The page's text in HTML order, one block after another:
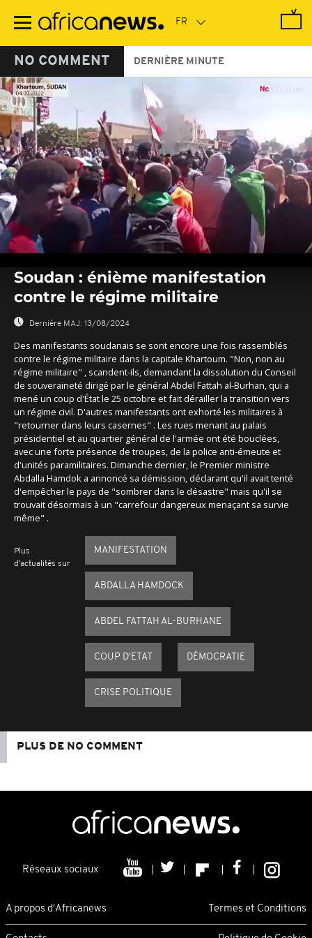
contenu
NO COMMENT DERNIÈRE MINUTE
seconds
seconds
Soudan : énième manifestation
contre le régime militaire
Dernière MAJ: 13/08/2024
Des manifestants soudanais se sont encore une fois rassemblés
contre le régime militaire dans la capitale Khartoum. "Non, non au
régime militaire" , scandent-ils, demandant la dissolution du Conseil
de souveraineté dirigé par le général Abdel Fattah al-Burhan, qui a
mené un coup d'État le 25 octobre et fait dérailler la transition vers
un régime civil. D'autres manifestants ont exhorté les militaires à
"retourner dans leurs casernes" . Les rues menant au palais
présidentiel et au quartier général de l'armée ont été bouclées,
avec une forte présence de troupes, de la police anti-émeute et
d'unités paramilitaires. Dimanche dernier, le Premier ministre
Abdalla Hamdok a annoncé sa démission, déclarant qu'il avait tenté
d'empêcher le pays de "sombrer dans le désastre" mais qu'il se
trouvait désormais à un "carrefour dangereux menaçant sa survie
même" .
Plus
d'actualités sur
MANIFESTATION
ABDALLA HAMDOCK
ABDEL FATTAH AL-BURHANE
COUP D'ETAT DÉMOCRATIE
CRISE POLITIQUE
PLUS DE NO COMMENT
Réseaux sociaux
A propos d'Africanews Termes et Conditions